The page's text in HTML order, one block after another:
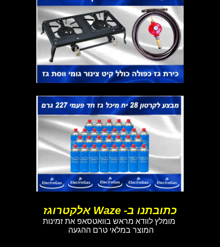
כתובתנו ב- Waze אלקטרוגז
מומלץ לוודא מראש בוואטסאפ את זמינות
המוצר במלאי טרם ההגעה